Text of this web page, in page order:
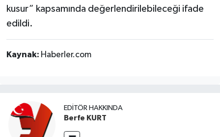
kusur” kapsamında değerlendirilebileceği ifade
edildi.
Kaynak: Haberler.com
EDITÖR HAKKINDA
Berfe KURT